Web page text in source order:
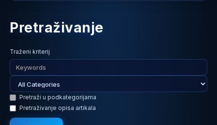
Pretraživanje
Traženi kriterij
Pretraži u podkategorijama
Pretraživanje opisa artikala